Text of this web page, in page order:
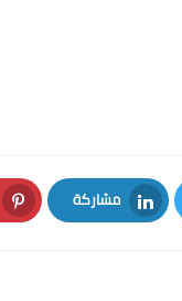
مشاركة
LinkedIn